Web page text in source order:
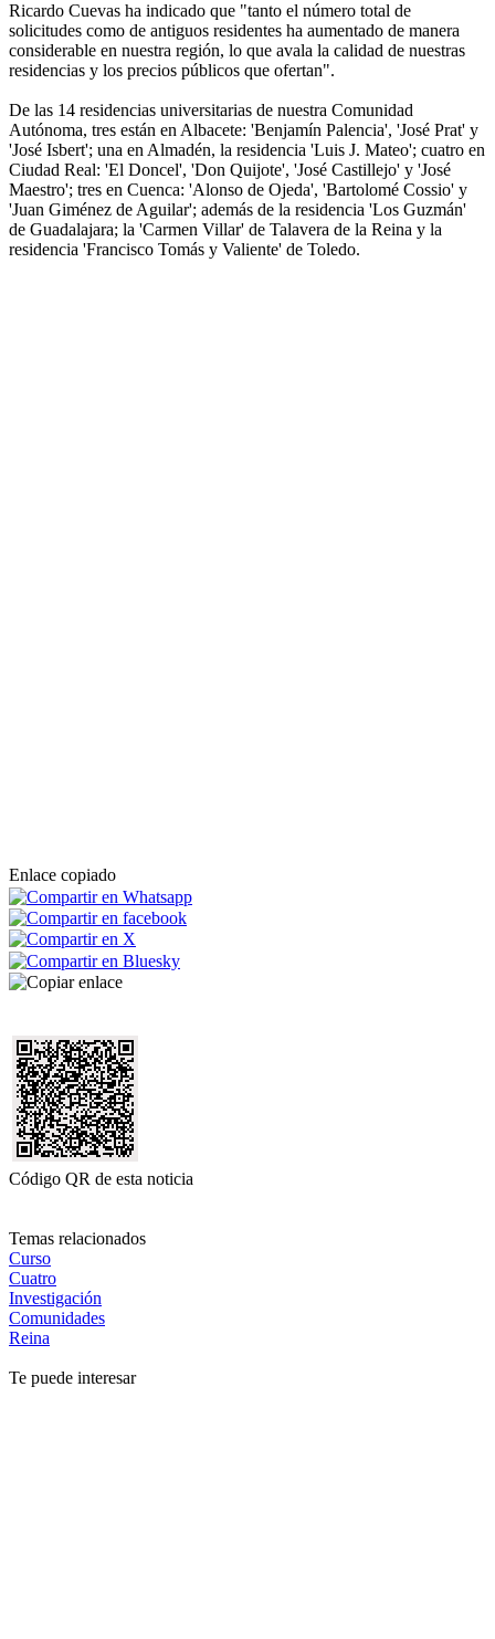
Ricardo Cuevas ha indicado que "tanto el número total de
solicitudes como de antiguos residentes ha aumentado de manera
considerable en nuestra región, lo que avala la calidad de nuestras
residencias y los precios públicos que ofertan".
De las 14 residencias universitarias de nuestra Comunidad
Autónoma, tres están en Albacete: 'Benjamín Palencia', 'José Prat' y
'José Isbert'; una en Almadén, la residencia 'Luis J. Mateo'; cuatro en
Ciudad Real: 'El Doncel', 'Don Quijote', 'José Castillejo' y 'José
Maestro'; tres en Cuenca: 'Alonso de Ojeda', 'Bartolomé Cossio' y
'Juan Giménez de Aguilar'; además de la residencia 'Los Guzmán'
de Guadalajara; la 'Carmen Villar' de Talavera de la Reina y la
residencia 'Francisco Tomás y Valiente' de Toledo.
Enlace copiado
Código QR de esta noticia
Temas relacionados
Curso
Cuatro
Investigación
Comunidades
Reina
Te puede interesar